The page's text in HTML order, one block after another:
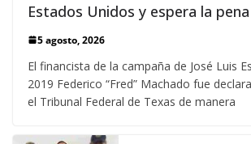
Estados Unidos y espera la pena
5 agosto, 2026
El financista de la campaña de José Luis
2019 Federico “Fred” Machado fue
el Tribunal Federal de Texas de manera